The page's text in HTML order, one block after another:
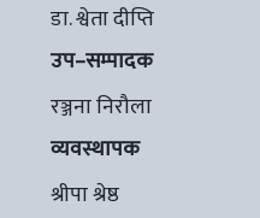
डा. श्वेता दीप्ति
उप–सम्पादक
रञ्जना निरौला
व्यवस्थापक
श्रीपा श्रेष्ठ